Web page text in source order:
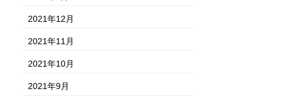
2021年12月
2021年11月
2021年10月
2021年9月